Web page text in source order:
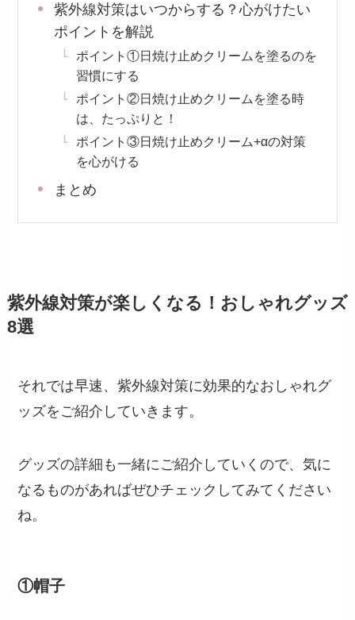
紫外線対策はいつからする？心がけたい
ポイントを解説
ポイント①日焼け止めクリームを塗るのを
習慣にする
ポイント②日焼け止めクリームを塗る時
は、たっぷりと！
ポイント③日焼け止めクリーム+αの対策
を心がける
まとめ
紫外線対策が楽しくなる！おしゃれグッズ
8選
それでは早速、紫外線対策に効果的なおしゃれグ
ッズをご紹介していきます。
グッズの詳細も一緒にご紹介していくので、気に
なるものがあればぜひチェックしてみてください
ね。
①帽子